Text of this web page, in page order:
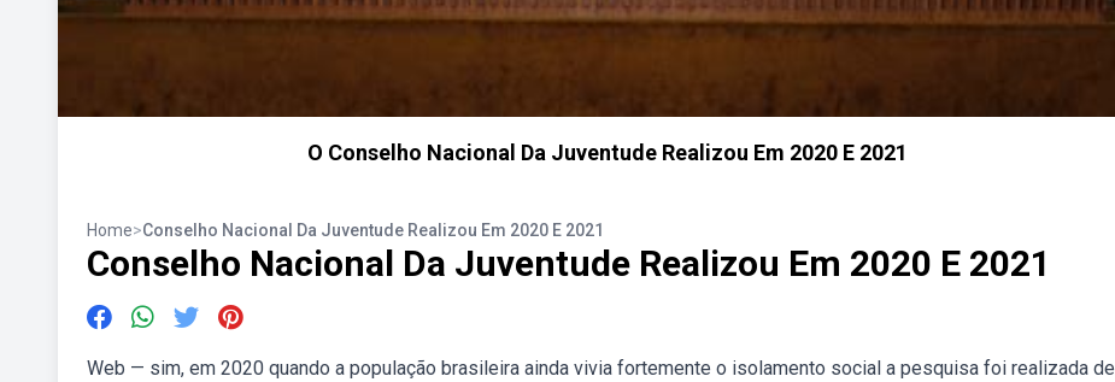
O Conselho Nacional Da Juventude Realizou Em 2020 E 2021
Home>Conselho Nacional Da Juventude Realizou Em 2020 E 2021
Conselho Nacional Da Juventude Realizou Em 2020 E 2021
Web — sim, em 2020 quando a população brasileira ainda vivia fortemente o isolamento social a pesquisa foi realizada de